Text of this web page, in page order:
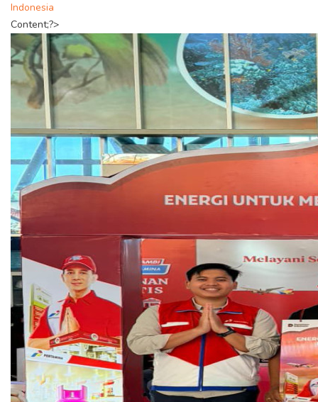
Indonesia
Content;?>